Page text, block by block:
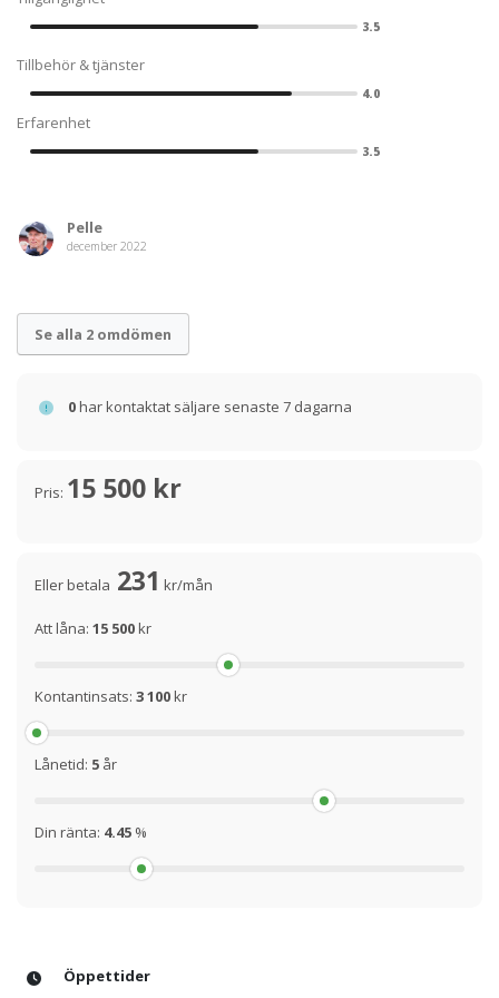
3.5
Tillbehör & tjänster
4.0
Erfarenhet
3.5
Pelle
december 2022
Se alla 2 omdömen
0har kontaktat säljare senaste 7 dagarna
Pris: 15 500 kr
Eller betala 231 kr/mån
Att låna: 15 500kr
Kontantinsats: 3 100kr
Lånetid: 5 år
Din ränta: 4.45 %
Öppettider